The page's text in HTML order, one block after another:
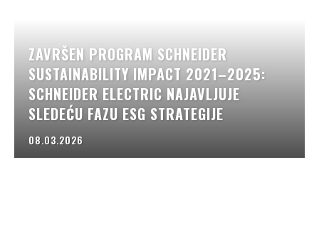
ZAVRŠEN PROGRAM SCHNEIDER
SUSTAINABILITY IMPACT 2021–2025:
SCHNEIDER ELECTRIC NAJAVLJUJE
SLEDEĆU FAZU ESG STRATEGIJE
08.03.2026